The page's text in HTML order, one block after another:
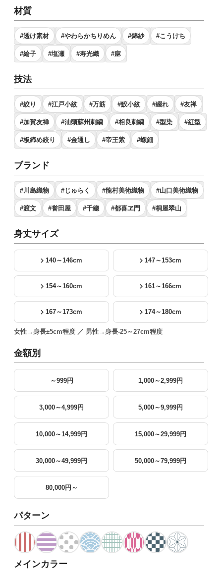
材質
#透け素材 #やわらかちりめん #錦紗 #こうけち
#綸子 #塩瀬 #寿光織 #麻
技法
#絞り #江戸小紋 #万筋 #鮫小紋 #綴れ #友禅
#加賀友禅 #汕頭蘇州刺繍 #相良刺繍 #型染 #紅型
#板締め絞り #金通し #帝王紫 #螺鈿
ブランド
#川島織物 #じゅらく #龍村美術織物 #山口美術織物
#渡文 #誉田屋 #千總 #都喜ヱ門 #桐屋翠山
身丈サイズ
140～146cm 147～153cm
154～160cm 161～166cm
167～173cm 174～180cm
女性→身長±5cm程度 ／ 男性→身長-25～27cm程度
金額別
～999円 1,000～2,999円
3,000～4,999円 5,000～9,999円
10,000～14,999円 15,000～29,999円
30,000～49,999円 50,000～79,999円
80,000円～
パターン
メインカラー